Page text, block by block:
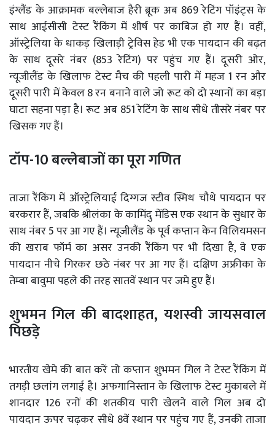
इंग्लैंड के आक्रामक बल्लेबाज हैरी ब्रूक अब 869 रेटिंग पॉइंट्स के
साथ आईसीसी टेस्ट रैंकिंग में शीर्ष पर काबिज हो गए हैं। वहीं,
ऑस्ट्रेलिया के धाकड़ खिलाड़ी ट्रेविस हेड भी एक पायदान की बढ़त
के साथ दूसरे नंबर (853 रेटिंग) पर पहुंच गए हैं। दूसरी ओर,
न्यूजीलैंड के खिलाफ टेस्ट मैच की पहली पारी में महज 1 रन और
दूसरी पारी में केवल 8 रन बनाने वाले जो रूट को दो स्थानों का बड़ा
घाटा सहना पड़ा है। रूट अब 851 रेटिंग के साथ सीधे तीसरे नंबर पर
खिसक गए हैं।
टॉप-10 बल्लेबाजों का पूरा गणित
ताजा रैंकिंग में ऑस्ट्रेलियाई दिग्गज स्टीव स्मिथ चौथे पायदान पर
बरकरार हैं, जबकि श्रीलंका के कामिंदु मेंडिस एक स्थान के सुधार के
साथ नंबर 5 पर आ गए हैं। न्यूजीलैंड के पूर्व कप्तान केन विलियमसन
की खराब फॉर्म का असर उनकी रैंकिंग पर भी दिखा है, वे एक
पायदान नीचे गिरकर छठे नंबर पर आ गए हैं। दक्षिण अफ्रीका के
तेम्बा बावुमा पहले की तरह सातवें स्थान पर जमे हुए हैं।
शुभमन गिल की बादशाहत, यशस्वी जायसवाल
पिछड़े
भारतीय खेमे की बात करें तो कप्तान शुभमन गिल ने टेस्ट रैंकिंग में
तगड़ी छलांग लगाई है। अफगानिस्तान के खिलाफ टेस्ट मुकाबले में
शानदार 126 रनों की शतकीय पारी खेलने वाले गिल अब दो
पायदान ऊपर चढ़कर सीधे 8वें स्थान पर पहुंच गए हैं, उनकी ताजा